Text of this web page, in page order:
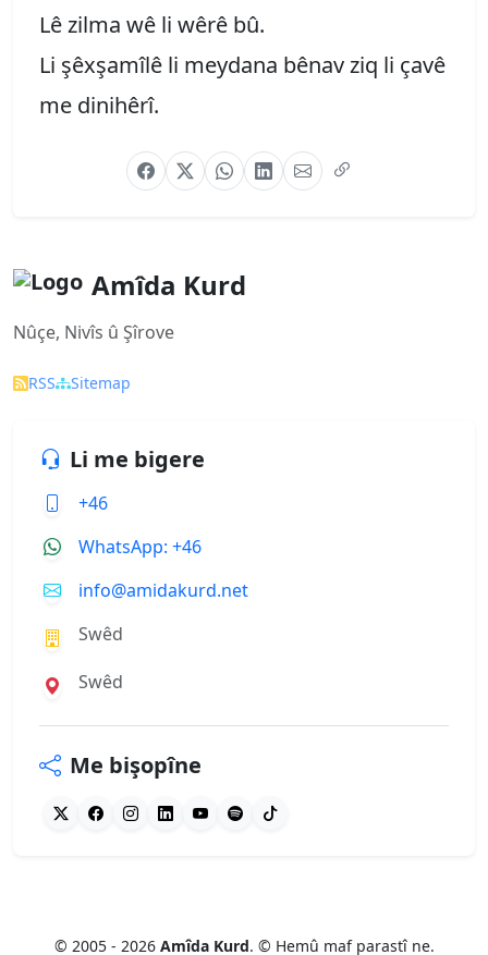
Lê zilma wê li wêrê bû.
Li şêxşamîlê li meydana bênav ziq li çavê
me dinihêrî.
Amîda Kurd
Nûçe, Nivîs û Şîrove
RSS Sitemap
Li me bigere
+46
WhatsApp: +46
info@amidakurd.net
Swêd
Swêd
Me bişopîne
© 2005 - 2026 Amîda Kurd. © Hemû maf parastî ne.